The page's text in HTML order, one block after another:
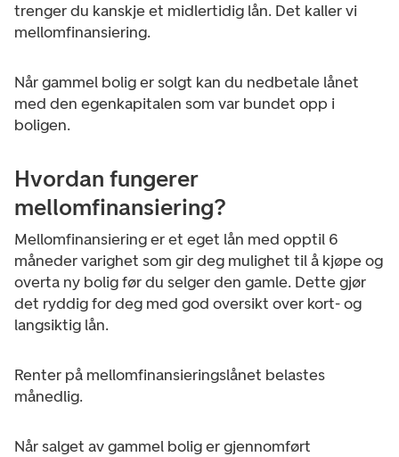
trenger du kanskje et midlertidig lån. Det kaller vi
mellomfinansiering.
Når gammel bolig er solgt kan du nedbetale lånet
med den egenkapitalen som var bundet opp i
boligen.
Hvordan fungerer
mellomfinansiering?
Mellomfinansiering er et eget lån med opptil 6
måneder varighet som gir deg mulighet til å kjøpe og
overta ny bolig før du selger den gamle. Dette gjør
det ryddig for deg med god oversikt over kort- og
langsiktig lån.
Renter på mellomfinansieringslånet belastes
månedlig.
Når salget av gammel bolig er gjennomført